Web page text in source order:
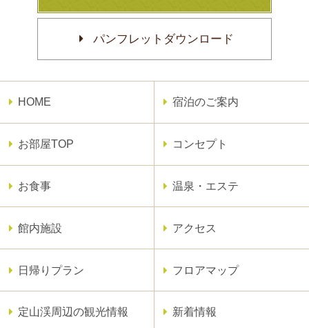
パンフレットダウンロード
HOME 宿泊のご案内
お部屋TOP コンセプト
お食事 温泉・エステ
館内施設 アクセス
日帰りプラン フロアマップ
定山渓周辺の観光情報 新着情報